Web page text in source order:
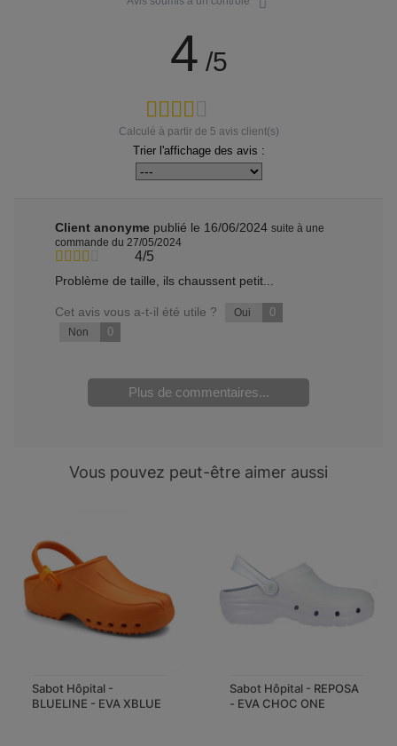
4 /5
Calculé à partir de 5 avis client(s)
Trier l'affichage des avis :
Client anonyme publié le 16/06/2024 suite à une
commande du 27/05/2024
4/5
Problème de taille, ils chaussent petit...
Cet avis vous a-t-il été utile ? Oui 0
Non 0
Plus de commentaires...
Vous pouvez peut-être aimer aussi
Sabot Hôpital -
BLUELINE - EVA XBLUE
Sabot Hôpital - REPOSA
- EVA CHOC ONE